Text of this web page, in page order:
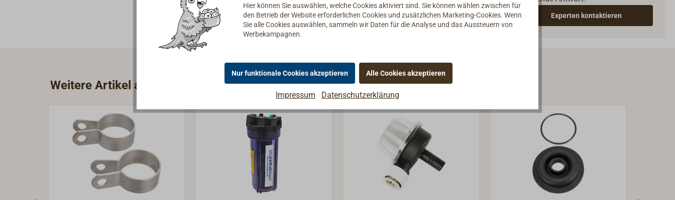
Experten kontaktieren
Weitere Artikel aus der Kategorie Ersatzteile & Zubehör für Pumpen
Hier können Sie auswählen, welche Cookies aktiviert sind. Sie können wählen zwischen für
den Betrieb der Website erforderlichen Cookies und zusätzlichen Marketing-Cookies. Wenn
Sie alle Cookies auswählen, sammeln wir Daten für die Analyse und das Aussteuern von
Werbekampagnen.
Nur funktionale Cookies akzeptieren Alle Cookies akzeptieren
Impressum Datenschutzerklärung